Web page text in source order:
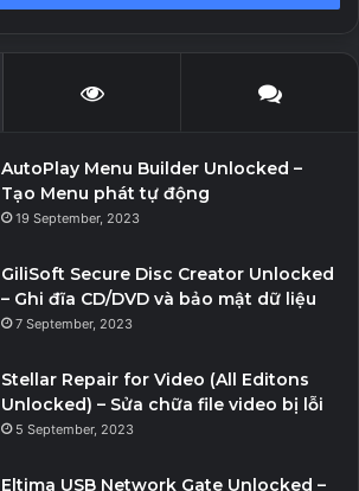
AutoPlay Menu Builder Unlocked –
Tạo Menu phát tự động
19 September, 2023
GiliSoft Secure Disc Creator Unlocked
– Ghi đĩa CD/DVD và bảo mật dữ liệu
7 September, 2023
Stellar Repair for Video (All Editons
Unlocked) – Sửa chữa file video bị lỗi
5 September, 2023
Eltima USB Network Gate Unlocked –